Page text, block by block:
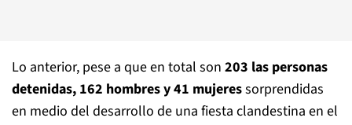
Lo anterior, pese a que en total son 203 las personas
detenidas, 162 hombres y 41 mujeressorprendidas
en medio del desarrollo de una fiesta clandestina en el